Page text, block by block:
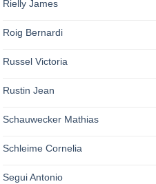
Rielly James
Roig Bernardi
Russel Victoria
Rustin Jean
Schauwecker Mathias
Schleime Cornelia
Segui Antonio